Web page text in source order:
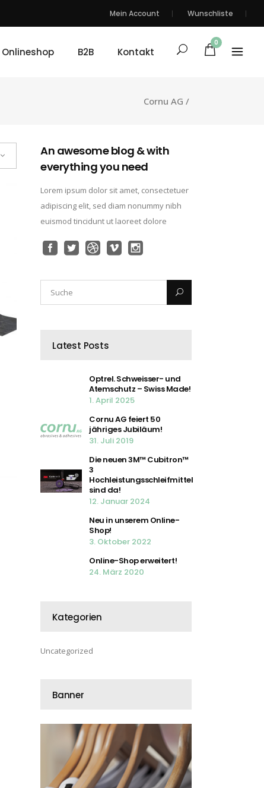
Mein Account Wunschliste
Onlineshop B2B Kontakt
0
Cornu AG /
An awesome blog & with
everything you need
Lorem ipsum dolor sit amet, consectetuer
adipiscing elit, sed diam nonummy nibh
euismod tincidunt ut laoreet dolore
Latest Posts
Optrel. Schweisser- und
Atemschutz – Swiss Made!
1. April 2025
Cornu AG feiert 50
jähriges Jubiläum!
31. Juli 2019
Die neuen 3M™ Cubitron™
3
Hochleistungsschleifmittel
sind da!
12. Januar 2024
Neu in unserem Online-
Shop!
3. Oktober 2022
Online-Shop erweitert!
24. März 2020
Kategorien
Uncategorized
Banner